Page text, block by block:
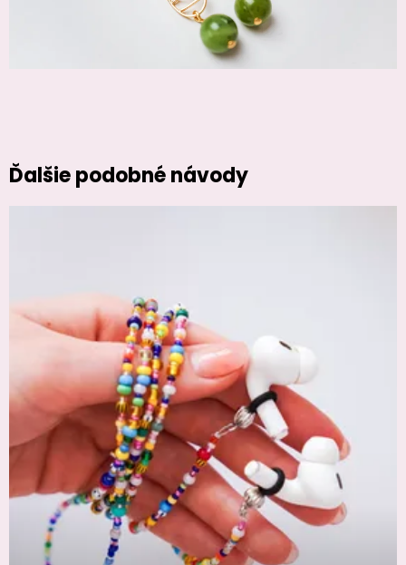
Ďalšie podobné návody